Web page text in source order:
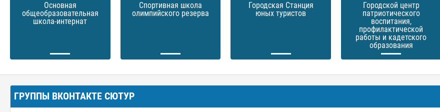
Основная
общеобразовательная
школа-интернат
Спортивная школа
олимпийского резерва
Городская Станция
юных туристов
Городской центр
патриотического
воспитания,
профилактической
работы и кадетского
образования
ГРУППЫ ВКОНТАКТЕ СЮТУР